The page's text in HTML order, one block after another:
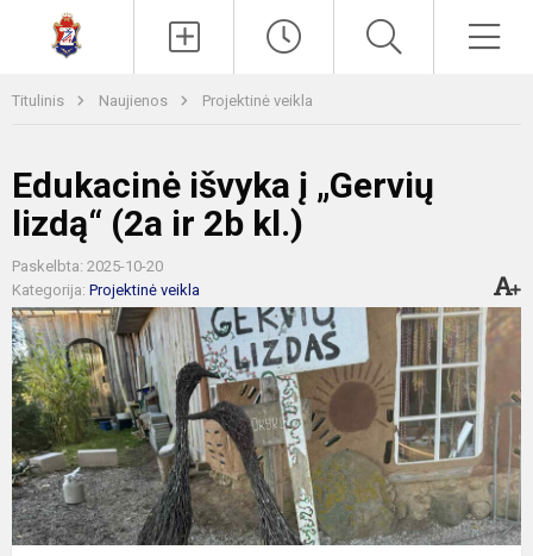
Titulinis Naujienos Projektinė veikla
Edukacinė išvyka į „Gervių
lizdą“ (2a ir 2b kl.)
Paskelbta: 2025-10-20
Kategorija: Projektinė veikla